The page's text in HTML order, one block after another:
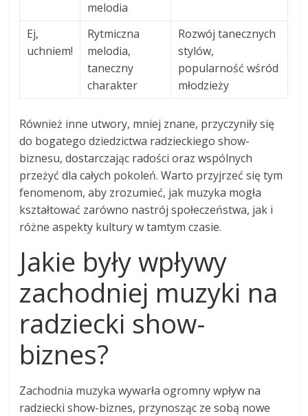
melodia
Ej,
uchniem!
Rytmiczna
melodia,
taneczny
charakter
Rozwój tanecznych
stylów,
popularność wśród
młodzieży
Również inne utwory, mniej znane, przyczyniły się
do bogatego dziedzictwa radzieckiego show-
biznesu, dostarczając radości oraz wspólnych
przeżyć dla całych pokoleń. Warto przyjrzeć się tym
fenomenom, aby zrozumieć, jak muzyka mogła
kształtować zarówno nastrój społeczeństwa, jak i
różne aspekty kultury w tamtym czasie.
Jakie były wpływy
zachodniej muzyki na
radziecki show-
biznes?
Zachodnia muzyka wywarła ogromny wpływ na
radziecki show-biznes, przynosząc ze sobą nowe